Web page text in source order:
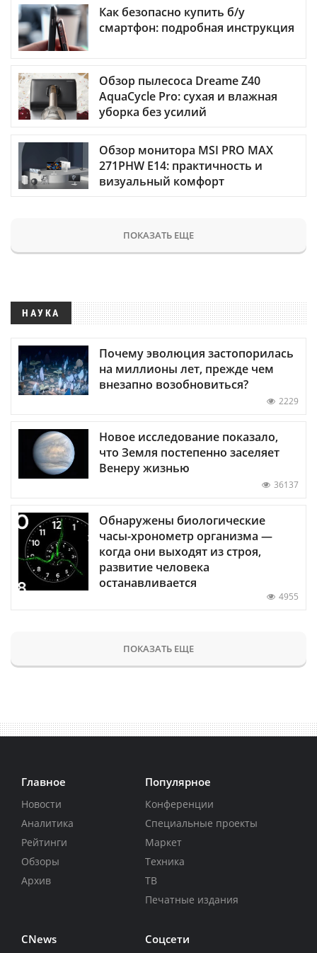
Как безопасно купить б/у
смартфон: подробная инструкция
Обзор пылесоса Dreame Z40
AquaCycle Pro: сухая и влажная
уборка без усилий
Обзор монитора MSI PRO MAX
271PHW E14: практичность и
визуальный комфорт
ПОКАЗАТЬ ЕЩЕ
НАУКА
Почему эволюция застопорилась
на миллионы лет, прежде чем
внезапно возобновиться?
2229
Новое исследование показало,
что Земля постепенно заселяет
Венеру жизнью
36137
Обнаружены биологические
часы-хронометр организма —
когда они выходят из строя,
развитие человека
останавливается
4955
ПОКАЗАТЬ ЕЩЕ
Главное
Новости
Аналитика
Рейтинги
Обзоры
Архив
Популярное
Конференции
Специальные проекты
Маркет
Техника
ТВ
Печатные издания
CNews Соцсети